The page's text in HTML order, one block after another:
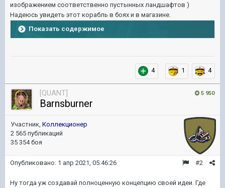
изображением соответственно пустынных ландшафтов )
Надеюсь увидеть этот корабль в боях и в магазине.
Показать содержимое
4 1 4
5 950
[QUANT]
Barnsburner
Участник, Коллекционер
2 565 публикаций
35 354 боя
#2
Опубликовано: 1 апр 2021, 05:46:26
Ну тогда уж создавай полноценную концепцию своей идеи. Где